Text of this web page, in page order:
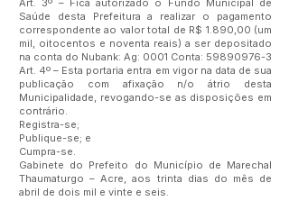
Art. 3º – Fica autorizado o Fundo Municipal de
Saúde desta Prefeitura a realizar o pagamento
correspondente ao valor total de R$ 1.890,00 (um
mil, oitocentos e noventa reais) a ser depositado
na conta do Nubank: Ag: 0001 Conta: 59890976-3
Art. 4º – Esta portaria entra em vigor na data de sua
publicação com afixação n/o átrio desta
Municipalidade, revogando-se as disposições em
contrário.
Registra-se;
Publique-se; e
Cumpra-se.
Gabinete do Prefeito do Município de Marechal
Thaumaturgo – Acre, aos trinta dias do mês de
abril de dois mil e vinte e seis.